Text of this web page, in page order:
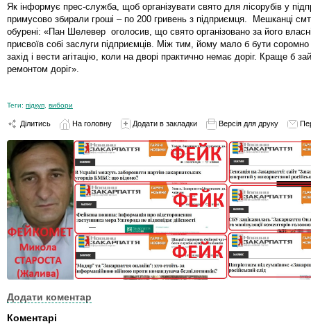
Як інформує прес-служба, щоб організувати свято для лісорубів у
примусово збирали гроші – по 200 гривень з підприємця. Мешканці
обурені: «Пан Шелевер оголосив, що свято організовано за його
присвоїв собі заслуги підприємців. Між тим, йому мало б бути соромно
захід і вести агітацію, коли на дворі практично немає доріг. Краще б
ремонтом доріг».
Теги: підкуп вибори
Ділитись На головну Додати в закладки Версія для друку
Додати коментар
Коментарі